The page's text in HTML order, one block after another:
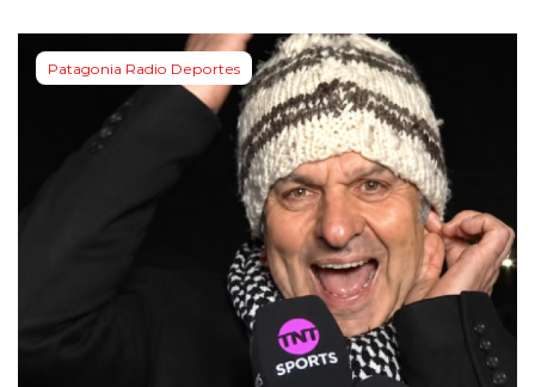
Patagonia Radio Deportes